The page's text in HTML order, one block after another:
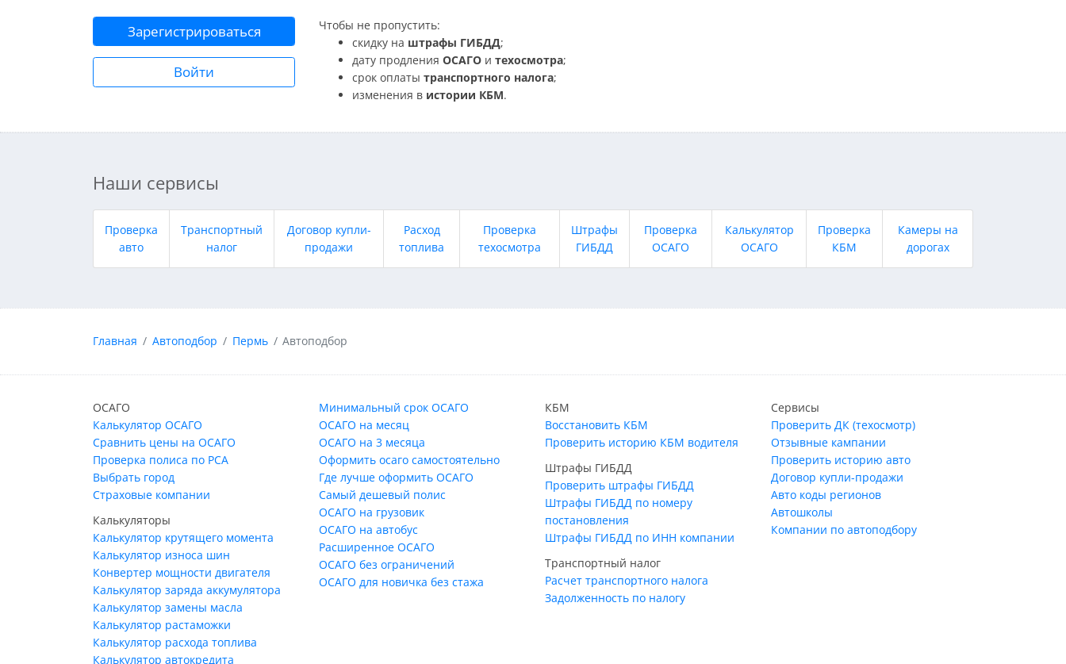
Зарегистрироваться
Войти
Чтобы не пропустить:
скидку на штрафы ГИБДД;
дату продления ОСАГО и техосмотра;
срок оплаты транспортного налога;
изменения в истории КБМ.
Наши сервисы
Проверка
авто
Транспортный
налог
Договор купли-
продажи
Расход
топлива
Проверка
техосмотра
Штрафы
ГИБДД
Проверка
ОСАГО
Калькулятор
ОСАГО
Проверка
КБМ
Камеры на
дорогах
Главная Автоподбор Пермь Автоподбор
ОСАГО
Калькулятор ОСАГО
Сравнить цены на ОСАГО
Проверка полиса по РСА
Выбрать город
Страховые компании
Калькуляторы
Калькулятор крутящего момента
Калькулятор износа шин
Конвертер мощности двигателя
Калькулятор заряда аккумулятора
Калькулятор замены масла
Калькулятор растаможки
Калькулятор расхода топлива
Калькулятор автокредита
Минимальный срок ОСАГО
ОСАГО на месяц
ОСАГО на 3 месяца
Оформить осаго самостоятельно
Где лучше оформить ОСАГО
Самый дешевый полис
ОСАГО на грузовик
ОСАГО на автобус
Расширенное ОСАГО
ОСАГО без ограничений
ОСАГО для новичка без стажа
КБМ
Восстановить КБМ
Проверить историю КБМ водителя
Штрафы ГИБДД
Проверить штрафы ГИБДД
Штрафы ГИБДД по номеру
постановления
Штрафы ГИБДД по ИНН компании
Транспортный налог
Расчет транспортного налога
Задолженность по налогу
Сервисы
Проверить ДК (техосмотр)
Отзывные кампании
Проверить историю авто
Договор купли-продажи
Авто коды регионов
Автошколы
Компании по автоподбору